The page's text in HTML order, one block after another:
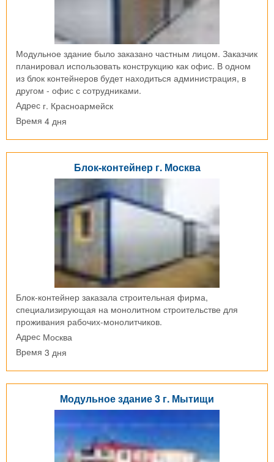
Модульное здание было заказано частным лицом. Заказчик
планировал использовать конструкцию как офис. В одном
из блок контейнеров будет находиться администрация, в
другом - офис с сотрудниками.
Адрес г. Красноармейск
Время 4 дня
Блок-контейнер г. Москва
Блок-контейнер заказала строительная фирма,
специализирующая на монолитном строительстве для
проживания рабочих-монолитчиков.
Адрес Москва
Время 3 дня
Модульное здание 3 г. Мытищи